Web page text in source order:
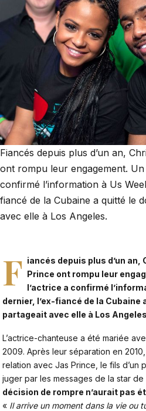
Fiancés depuis plus d’un an,
ont rompu leur engagement.
confirmé l’information à Us
fiancé de la Cubaine a quitté le
avec elle à Los Angeles.
F iancés depuis plus d’un
Prince ont rompu leur
l’actrice a confirmé
dernier, l’ex-fiancé de la Cubaine
partageait avec elle à Los
L’actrice-chanteuse a été mariée
2009. Après leur séparation en
relation avec Jas Prince, le fils d’un
juger par les messages de la star de
décision de rompre n’aurait pas
« Il arrive un moment dans la vie ou